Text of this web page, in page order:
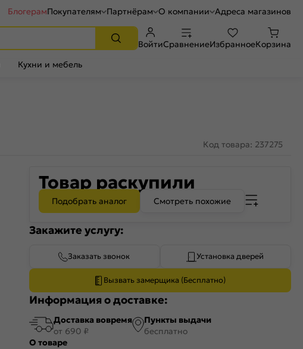
БлогерамПокупателям Партнёрам О компании Адреса магазинов
ВойтиСравнениеИзбранноеКорзина
Кухни и мебель
Код товара: 237275
Товар раскупили
Подобрать аналог Смотреть похожие
Закажите услугу:
Заказать звонок Установка дверей
Вызвать замерщика (Бесплатно)
Информация о доставке:
Доставка вовремя
от 690 ₽
Пункты выдачи
бесплатно
О товаре